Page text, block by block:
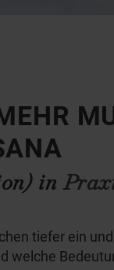
in
tiefer ein
welche